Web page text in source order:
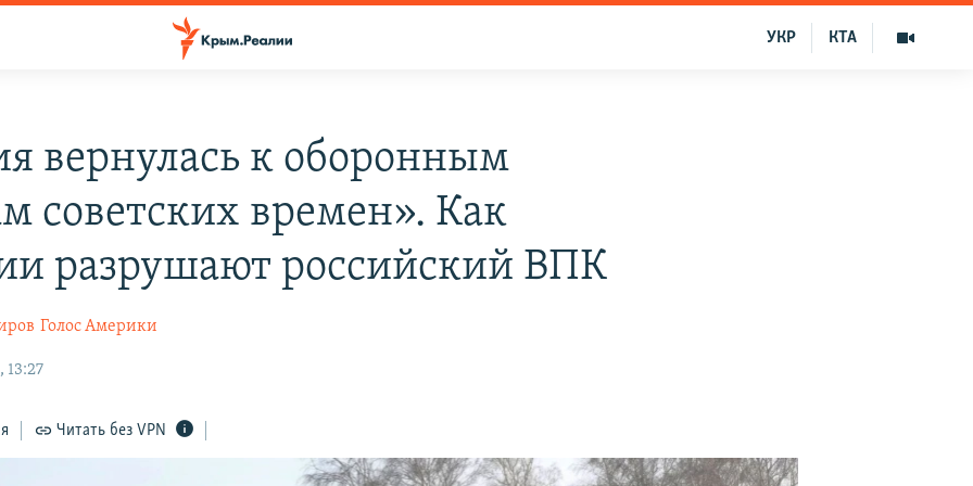
КТА
УКР
вернулась к оборонным
советских времен». Как
разрушают российский ВПК
Голос Америки
13:27
Читать без VPN